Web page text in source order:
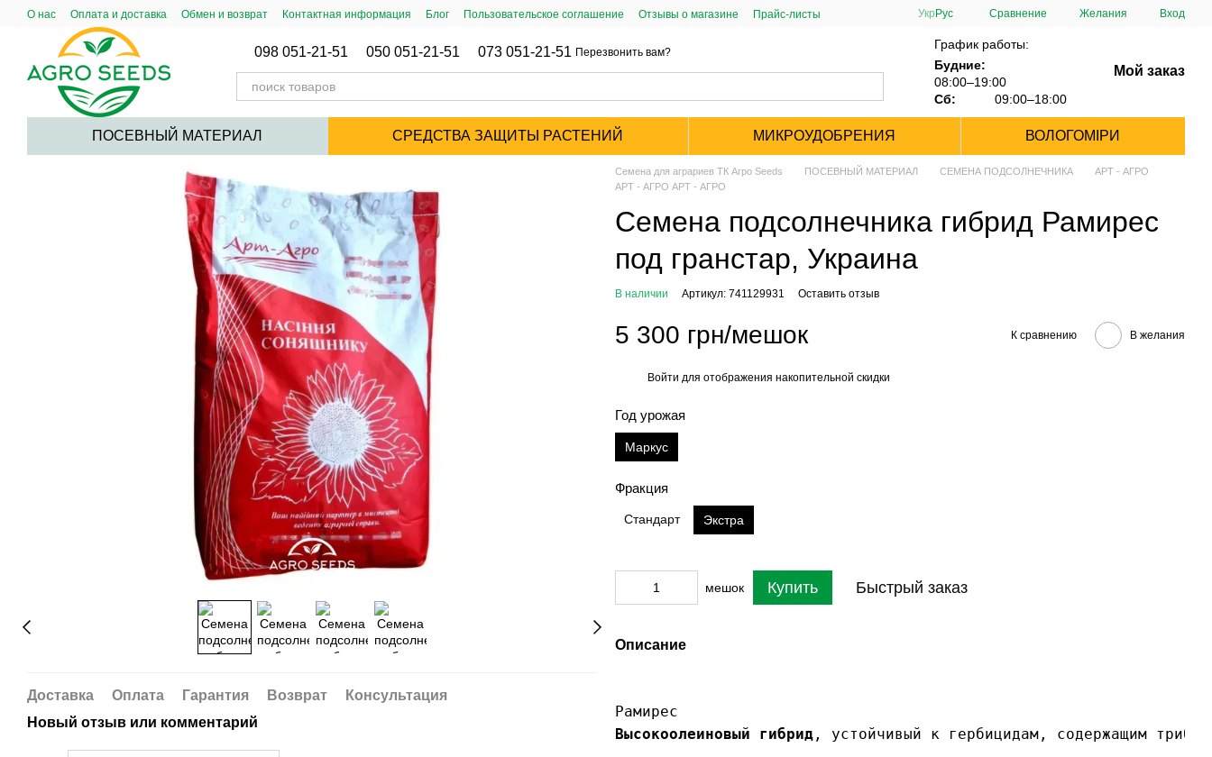
Перейти к основному контенту
О нас Оплата и доставка Обмен и возврат Контактная информация Блог Пользовательское соглашение Отзывы о магазине
Прайс-листы
Публический Договор (Оферта)
Укр Рус Сравнение Желания Вход
098 051-21-51 050 051-21-51 073 051-21-51 Перезвонить вам?
График работы:
Будние:
08:00–19:00
Сб:
09:00–18:00
Мой заказ
ПОСЕВНЫЙ МАТЕРИАЛ СРЕДСТВА ЗАЩИТЫ РАСТЕНИЙ МИКРОУДОБРЕНИЯ ВОЛОГОМІРИ
Доставка Оплата Гарантия Возврат
Консультация
Новый отзыв или комментарий
Семена для аграриев ТК Агро Seeds ПОСЕВНЫЙ МАТЕРИАЛ СЕМЕНА ПОДСОЛНЕЧНИКА
АРТ - АГРО
АРТ - АГРО АРТ - АГРО
Семена подсолнечника гибрид Рамирес
под гранстар, Украина
В наличии Артикул: 741129931 Оставить отзыв
5 300 грн/мешок К сравнению В желания
Войти для отображения накопительной скидки
Год урожая
Маркус
Фракция
Стандарт Экстра
мешок Купить Быстрый заказ
Описание
Высокоолеиновый гибрид , устойчивый к гербицидам, содержащим